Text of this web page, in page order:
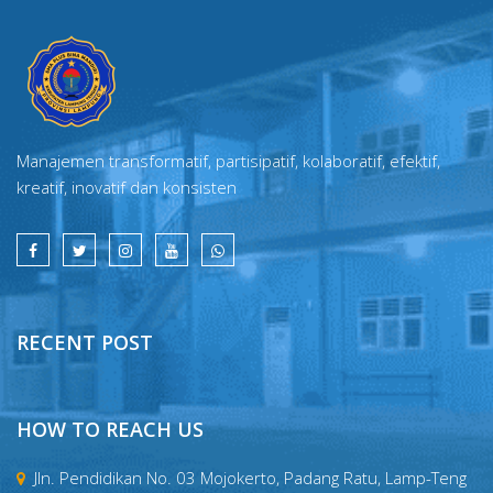
Manajemen transformatif, partisipatif, kolaboratif, efektif,
kreatif, inovatif dan konsisten
RECENT POST
HOW TO REACH US
Jln. Pendidikan No. 03 Mojokerto, Padang Ratu, Lamp-Teng